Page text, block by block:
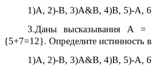
1)А, 2)-В, 3)А&B, 4)B, 5)-A,
3.Даны высказывания А
{5+7=12}. Определите истинность
1)А, 2)-В, 3)А&В, 4)В, 5)-А,